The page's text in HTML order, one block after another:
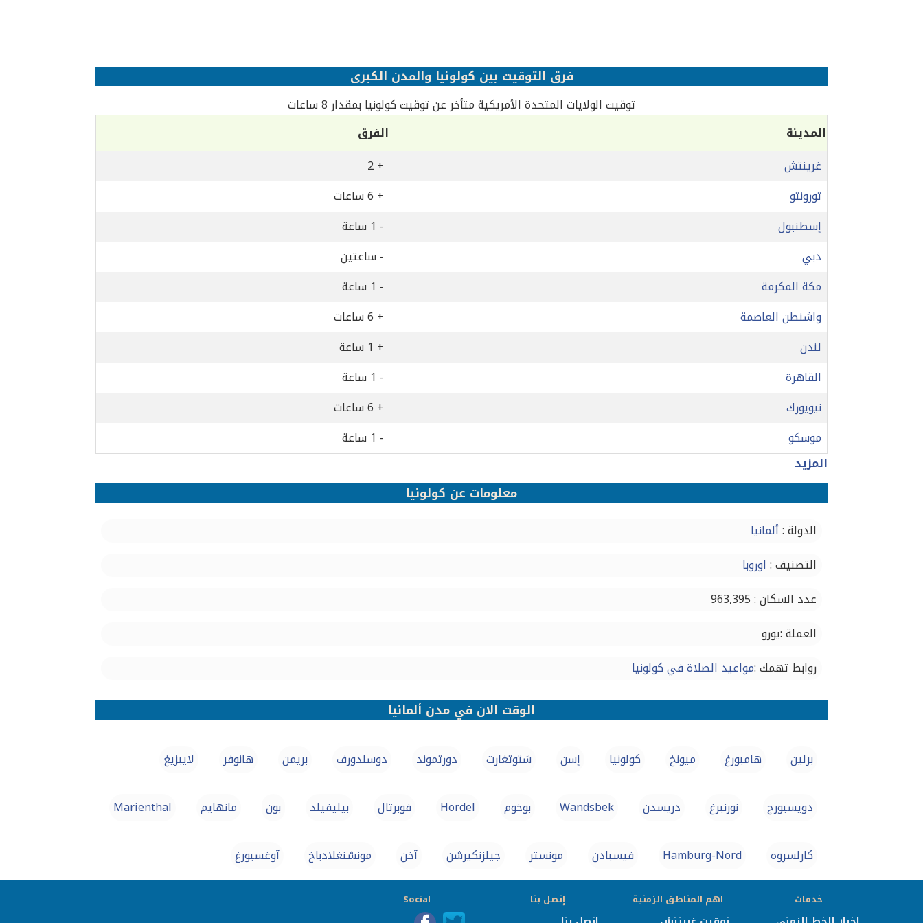
فرق التوقيت بين كولونيا والمدن الكبرى
توقيت الولايات المتحدة الأمريكية متأخر عن توقيت كولونيا بمقدار 8 ساعات
المدينة
الفرق
غرينتش
+ 2
تورونتو
+ 6 ساعات
إسطنبول
- 1 ساعة
دبي
- ساعتين
مكة المكرمة
- 1 ساعة
واشنطن العاصمة
+ 6 ساعات
لندن
+ 1 ساعة
القاهرة
- 1 ساعة
نيويورك
+ 6 ساعات
موسكو
- 1 ساعة
المزيد
معلومات عن كولونيا
الدولة :ألمانيا
التصنيف : اوروبا
عدد السكان : 963,395
العملة :يورو
روابط تهمك :مواعيد الصلاة في كولونيا
الوقت الان في مدن ألمانيا
برلين هامبورغ ميونخ كولونيا إسن شتوتغارت دورتموند دوسلدورف بريمن هانوفر لايبزيغ
دويسبورج نورنبرغ دريسدن Wandsbek بوخوم Hordel فوبرتال بيليفيلد بون مانهايم Marienthal
كارلسروه Hamburg-Nord فيسبادن مونستر جيلزنكيرشن آخن مونشنغلادباخ آوغسبورغ
خدمات اهم المناطق الزمنية إتصل بنا Social